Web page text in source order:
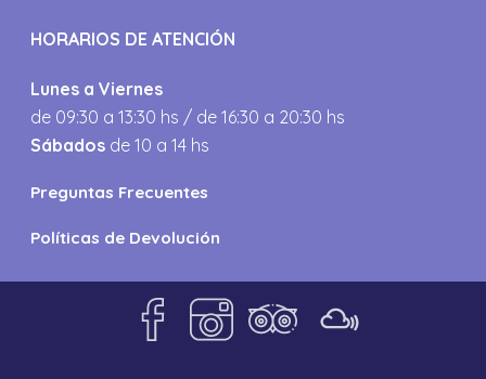
HORARIOS DE ATENCIÓN
Lunes a Viernes
de 09:30 a 13:30 hs / de 16:30 a 20:30 hs
Sábados de 10 a 14 hs
Preguntas Frecuentes
Políticas de Devolución